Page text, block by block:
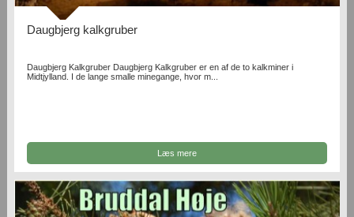
Daugbjerg kalkgruber
Daugbjerg Kalkgruber Daugbjerg Kalkgruber er en af de to kalkminer i
Midtjylland. I de lange smalle minegange, hvor m...
Læs mere